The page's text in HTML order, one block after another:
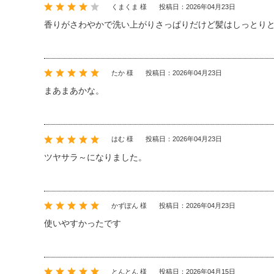
くまくま 様 投稿日：2026年04月23日
香りがさわやかで洗い上がりさっぱりだけど髪はしっとり
たか 様 投稿日：2026年04月23日
まあまあかな。
はむ 様 投稿日：2026年04月23日
ツヤサラ～になりました。
かずぽん 様 投稿日：2026年04月23日
使いやすかったです
とんとん 様 投稿日：2026年04月15日